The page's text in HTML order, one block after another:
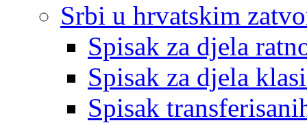
Srbi u hrvatskim
Spisak za djela
Spisak za djela
Spisak